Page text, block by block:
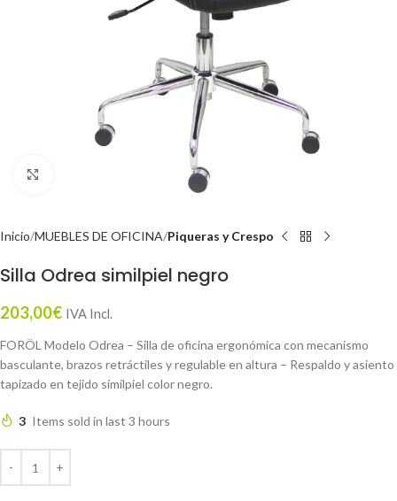
Inicio MUEBLES DE OFICINA Piqueras y Crespo
Silla Odrea similpiel negro
203,00€ IVA Incl.
FORÖL Modelo Odrea – Silla de oficina ergonómica con mecanismo
basculante, brazos retráctiles y regulable en altura – Respaldo y asiento
tapizado en tejido símilpiel color negro.
3 Items sold in last 3 hours